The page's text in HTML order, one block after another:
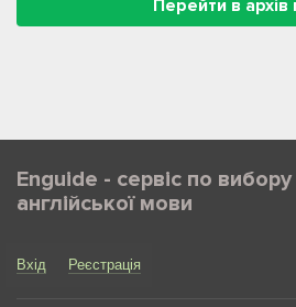
Перейти в архів
Enguide - сервіс по вибору
англійської мови
Вхід Реєстрація